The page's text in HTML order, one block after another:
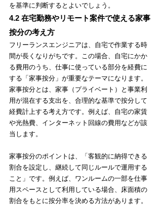
を基準に判断するとよいでしょう。
4.2 在宅勤務やリモート案件で使える家事
按分の考え方
フリーランスエンジニアは、自宅で作業する時
間が長くなりがちです。この場合、自宅にかか
る費用のうち、仕事に使っている部分を経費に
する「家事按分」が重要なテーマになります。
家事按分とは、家事（プライベート）と事業利
用が混在する支出を、合理的な基準で按分して
経費計上する考え方です。例えば、自宅の家賃
や光熱費、インターネット回線の費用などが該
当します。
家事按分のポイントは、「客観的に納得できる
割合を設定し、継続して同じルールで運用する
こと」です。例えば、ワンルームの一部を仕事
用スペースとして利用している場合、床面積の
割合をもとに按分率を決める方法があります。